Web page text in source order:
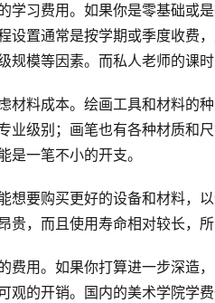
学习费用。如果你是零基础或
设置通常是按学期或季度收费
规模等因素。而私人老师的课
材料成本。绘画工具和材料的
业级别；画笔也有各种材质和
是一笔不小的开支。
想要购买更好的设备和材料，
贵，而且使用寿命相对较长，
费用。如果你打算进一步深造
观的开销。国内的美术学院学